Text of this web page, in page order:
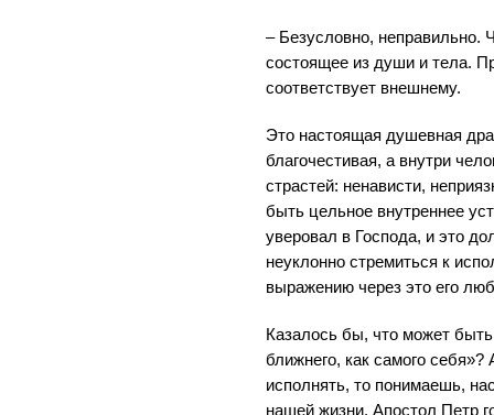
– Безусловно, неправильно.
состоящее из души и тела.
соответствует внешнему.
Это настоящая душевная
благочестивая, а внутри
страстей: ненависти,
быть цельное внутреннее
уверовал в Господа, и это
неуклонно стремиться к
выражению через это его
Казалось бы, что может
ближнего, как самого
исполнять, то понимаешь,
нашей жизни. Апостол Петр